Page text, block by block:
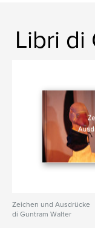
http://
Categoria
Formato del
N° di pagine:80
Data di
Libri di
Zeichen und Ausdrücke
di Guntram Walter